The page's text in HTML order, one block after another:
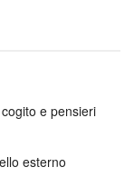
e pensieri
esterno